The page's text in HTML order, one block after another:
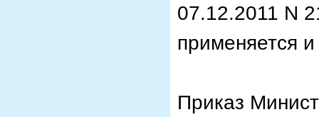
07.12.2011 N
применяется
Приказ